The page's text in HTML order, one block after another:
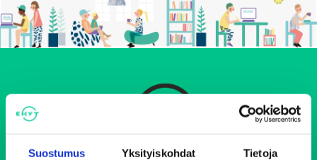
Suostumus Yksityiskohdat Tietoja